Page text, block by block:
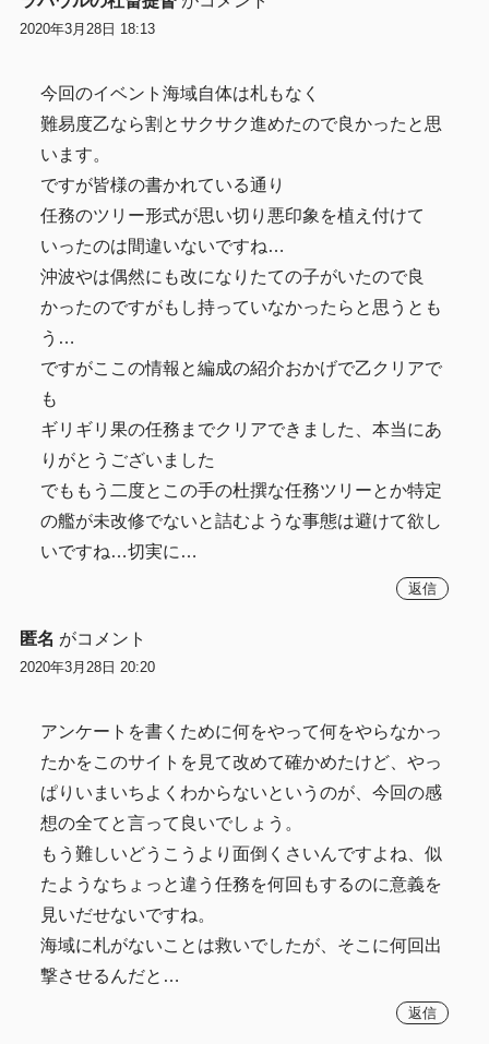
2020年3月28日 18:13
今回のイベント海域自体は札もなく
難易度乙なら割とサクサク進めたので良かったと思
います。
ですが皆様の書かれている通り
任務のツリー形式が思い切り悪印象を植え付けて
いったのは間違いないですね…
沖波やは偶然にも改になりたての子がいたので良
かったのですがもし持っていなかったらと思うとも
う…
ですがここの情報と編成の紹介おかげで乙クリアで
も
ギリギリ果の任務までクリアできました、本当にあ
りがとうございました
でももう二度とこの手の杜撰な任務ツリーとか特定
の艦が未改修でないと詰むような事態は避けて欲し
いですね…切実に…
返信
匿名 がコメント
2020年3月28日 20:20
アンケートを書くために何をやって何をやらなかっ
たかをこのサイトを見て改めて確かめたけど、やっ
ぱりいまいちよくわからないというのが、今回の感
想の全てと言って良いでしょう。
もう難しいどうこうより面倒くさいんですよね、似
たようなちょっと違う任務を何回もするのに意義を
見いだせないですね。
海域に札がないことは救いでしたが、そこに何回出
撃させるんだと…
返信